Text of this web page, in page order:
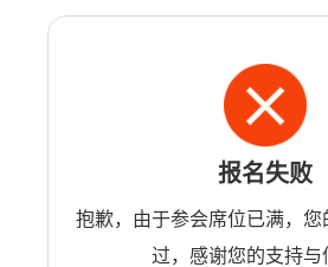
报名失败
抱歉，由于参会席位已满，您
过，感谢您的支持与